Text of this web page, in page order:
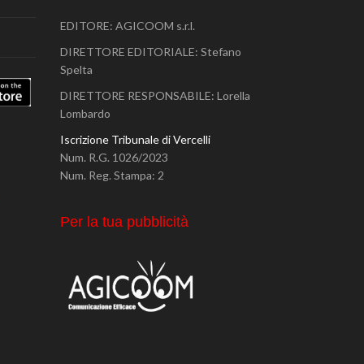
EDITORE: AGICOOM s.r.l.
DIRETTORE EDITORIALE: Stefano
Spelta
DIRETTORE RESPONSABILE: Lorella
Lombardo
Iscrizione Tribunale di Vercelli
Num. R.G. 1026/2023
Num. Reg. Stampa: 2
Per la tua pubblicità